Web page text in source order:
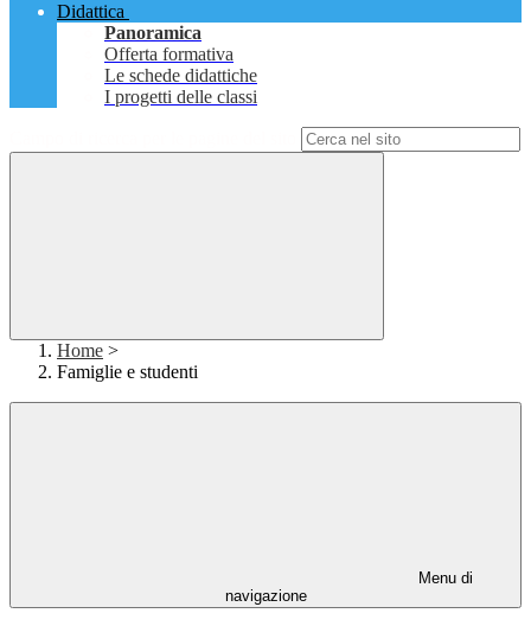
Didattica
Panoramica
Offerta formativa
Le schede didattiche
I progetti delle classi
Home >
Famiglie e studenti
Menu di
navigazione